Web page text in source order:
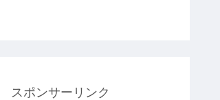
スポンサーリンク